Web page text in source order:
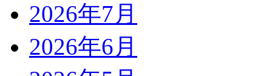
2026年7月
2026年6月